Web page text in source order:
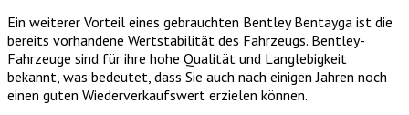
Ein weiterer Vorteil eines gebrauchten Bentley Bentayga ist die
bereits vorhandene Wertstabilität des Fahrzeugs. Bentley-
Fahrzeuge sind für ihre hohe Qualität und Langlebigkeit
bekannt, was bedeutet, dass Sie auch nach einigen Jahren noch
einen guten Wiederverkaufswert erzielen können.